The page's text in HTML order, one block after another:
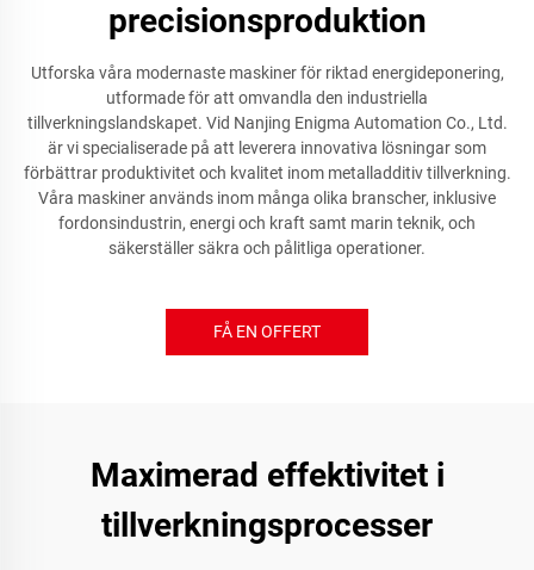
precisionsproduktion
Utforska våra modernaste maskiner för riktad energideponering,
utformade för att omvandla den industriella
tillverkningslandskapet. Vid Nanjing Enigma Automation Co., Ltd.
är vi specialiserade på att leverera innovativa lösningar som
förbättrar produktivitet och kvalitet inom metalladditiv tillverkning.
Våra maskiner används inom många olika branscher, inklusive
fordonsindustrin, energi och kraft samt marin teknik, och
säkerställer säkra och pålitliga operationer.
FÅ EN OFFERT
Maximerad effektivitet i
tillverkningsprocesser